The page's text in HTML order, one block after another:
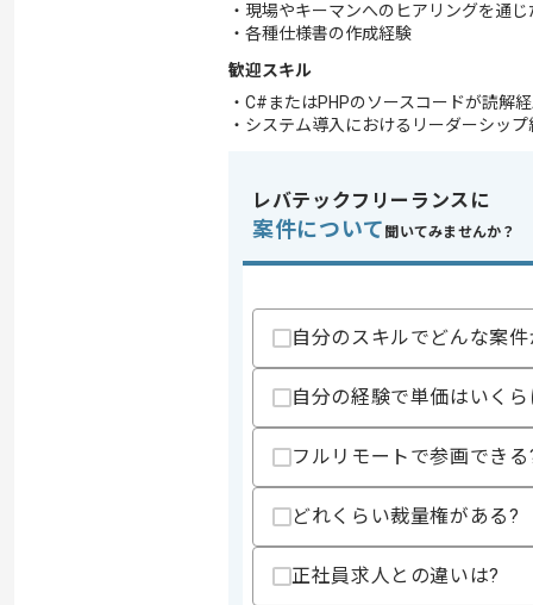
・現場やキーマンへのヒアリングを通
・各種仕様書の作成経験
歓迎スキル
・C#またはPHPのソースコードが読解
・システム導入におけるリーダーシップ
レバテックフリーランスに
案件について 聞いてみませんか？
自分のスキルでどんな案
自分の経験で単価はいく
フルリモートで参画できる
どれくらい裁量権がある?
正社員求人との違いは?